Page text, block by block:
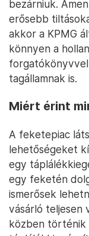
bezárniuk.
erősebb
akkor a KPMG
könnyen a
tagállamnak is.
Miért érint
A feketepiac
lehetőségeket
egy
egy feketén
ismerősek
vásárló teljesen
közben történik